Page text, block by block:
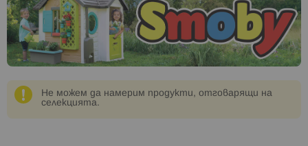
Не можем да намерим продукти, отговарящи на
селекцията.